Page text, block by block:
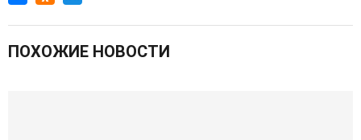
ПОХОЖИЕ НОВОСТИ